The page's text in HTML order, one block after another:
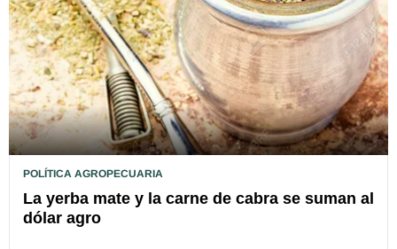
POLÍTICA AGROPECUARIA
La yerba mate y la carne de cabra se suman al
dólar agro